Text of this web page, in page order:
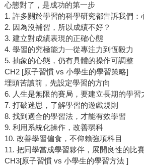
心態對了，是成功的第一步
1. 許多關於學習的科學研究都告訴我們：
2. 因為沒補習，所以成績不好？
3. 建立對成績表現的正確心態
4. 學習的究極能力—從專注力到恆毅力
5. 抽象的心態，仍有具體的操作可調整
CH2 [原子習慣 vs 小學生的學習策略]
埋頭苦讀前，先設定學習的方向
6. 人生是無限的賽局，要建立長期的學習
7. 打破迷思，了解學習的遊戲規則
8. 找到適合的學習法，才能有效學習
9. 利用系統化操作，改善弱科
10. 改善學習偏食，不仰賴強項科目
11. 把同學當成學習夥伴，展開良性的比賽
CH3[原子習慣 vs 小學生的學習方法 ]